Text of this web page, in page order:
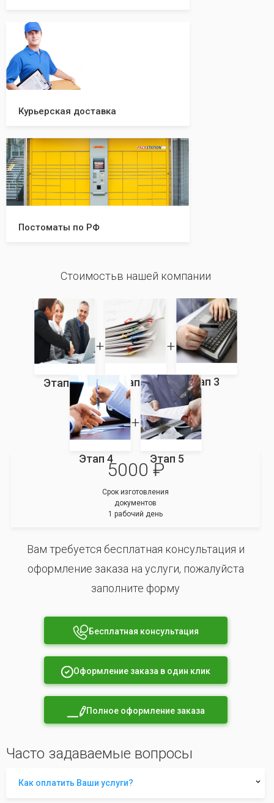
Курьерская доставка
Постоматы по РФ
Стоимостьв нашей компании
Этап 1 Этап 2 Этап 3
Этап 4 Этап 5
5000 ₽
Срок изготовления
документов
1 рабочий день
Вам требуется бесплатная консультация и
оформление заказа на услуги, пожалуйста
заполните форму
Бесплатная консультация
Оформление заказа в один клик
Полное оформление заказа
Часто задаваемые вопросы
Как оплатить Ваши услуги?